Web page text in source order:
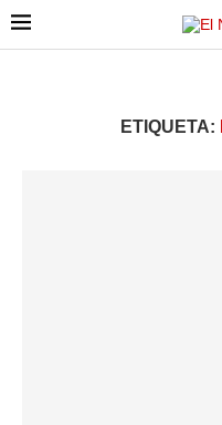
ETIQUETA: